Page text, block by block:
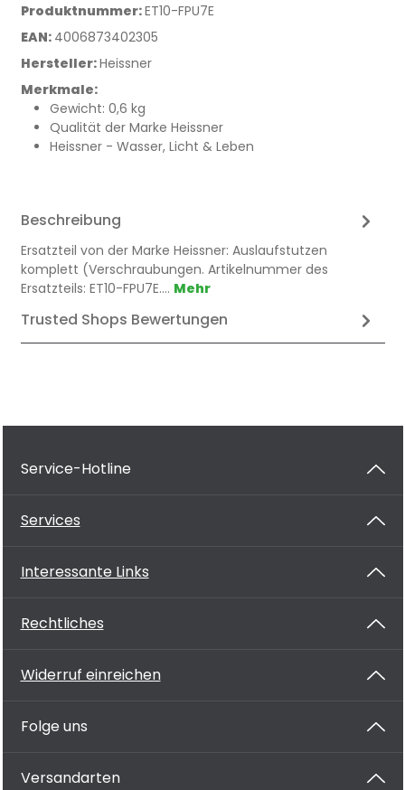
Produktnummer:ET10-FPU7E
EAN: 4006873402305
Hersteller:Heissner
Merkmale:
Gewicht: 0,6 kg
Qualität der Marke Heissner
Heissner - Wasser, Licht & Leben
Beschreibung
Ersatzteil von der Marke Heissner: Auslaufstutzen
komplett (Verschraubungen. Artikelnummer des
Ersatzteils: ET10-FPU7E.… Mehr
Trusted Shops Bewertungen
Service-Hotline
Services
Interessante Links
Rechtliches
Widerruf einreichen
Folge uns
Versandarten